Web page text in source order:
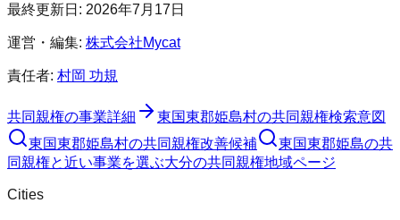
最終更新日: 2026年7月17日
運営・編集: 株式会社Mycat
責任者: 村岡 功規
共同親権の事業詳細 東国東郡姫島村の共同親権検索意図
東国東郡姫島村の共同親権改善候補
東国東郡姫島の共
同親権と近い事業を選ぶ大分の共同親権地域ページ
Cities